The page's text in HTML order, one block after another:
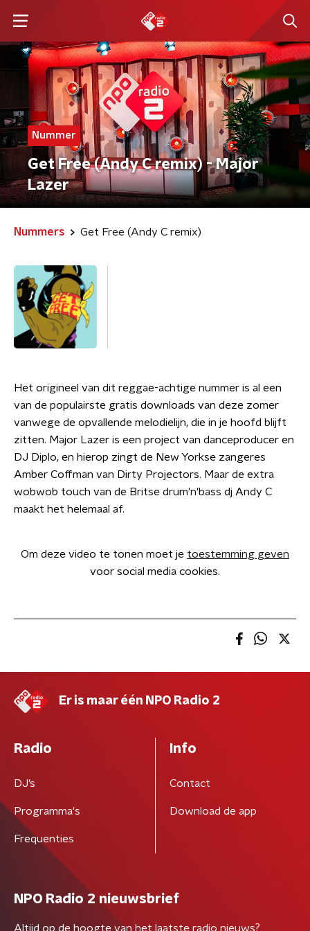
Nummer
Get Free (Andy C remix) - Major
Lazer
Nummers Get Free (Andy C remix)
Het origineel van dit reggae-achtige nummer is al een
van de populairste gratis downloads van deze zomer
vanwege de opvallende melodielijn, die in je hoofd blijft
zitten. Major Lazer is een project van danceproducer en
DJ Diplo, en hierop zingt de New Yorkse zangeres
Amber Coffman van Dirty Projectors. Maar de extra
wobwob touch van de Britse drum'n'bass dj Andy C
maakt het helemaal af.
Om deze video te tonen moet je toestemming geven
voor social media cookies.
Er is maar één NPO Radio 2
Radio
DJ’s
Programma's
Frequenties
Info
Contact
Download de app
NPO Radio 2 nieuwsbrief
Altijd op de hoogte van het laatste radio nieuws?